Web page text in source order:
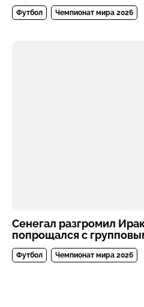
Футбол Чемпионат мира 2026
Сенегал разгромил
попрощался с
Футбол Чемпионат мира 2026